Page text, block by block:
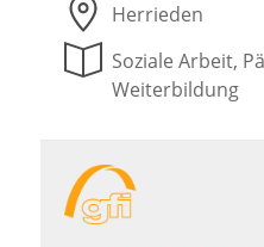
Herrieden
Soziale Arbeit,
Weiterbildung